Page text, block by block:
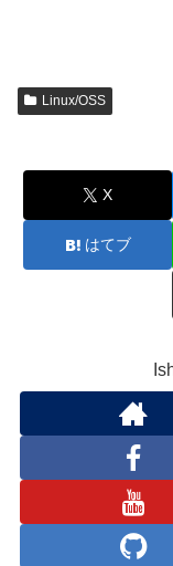
Linux/OSS
X
はてブ